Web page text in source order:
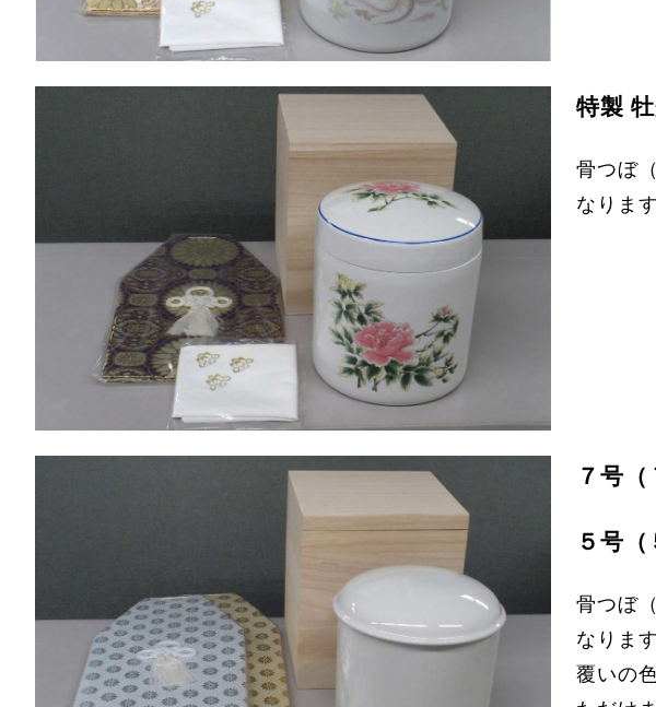
特製
骨つぼ
なります
７号（
５号（
骨つぼ
なります
覆いの